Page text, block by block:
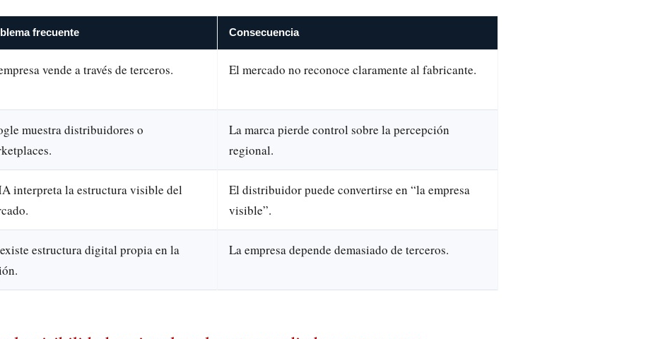
frecuente Consecuencia
vende a través de terceros. El mercado no reconoce claramente al fabricante.
muestra distribuidores o
La marca pierde control sobre la percepción
regional.
interpreta la estructura visible del
El distribuidor puede convertirse en “la empresa
visible”.
estructura digital propia en la
La empresa depende demasiado de terceros.